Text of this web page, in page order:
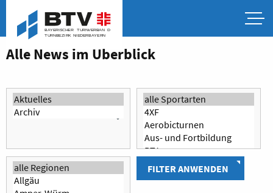
Alle News im Überblick
FILTER ANWENDEN